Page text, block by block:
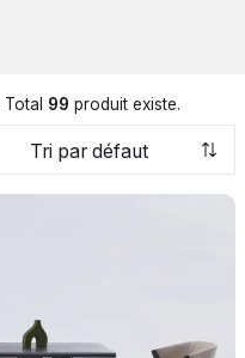
Total 99 produit existe.